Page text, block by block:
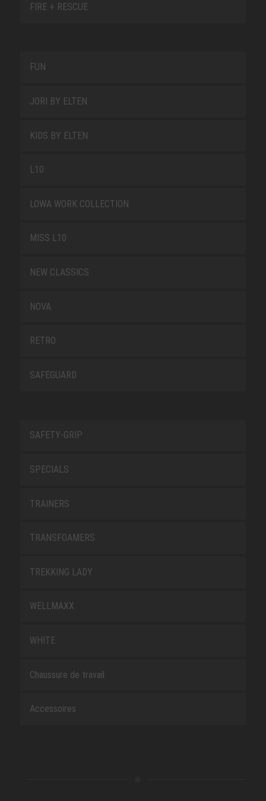
FIRE + RESCUE
FUN
JORI BY ELTEN
KIDS BY ELTEN
L10
LOWA WORK COLLECTION
MISS L10
NEW CLASSICS
NOVA
RETRO
SAFEGUARD
SAFETY-GRIP
SPECIALS
TRAINERS
TRANSFOAMERS
TREKKING LADY
WELLMAXX
WHITE
Chaussure de travail
Accessoires